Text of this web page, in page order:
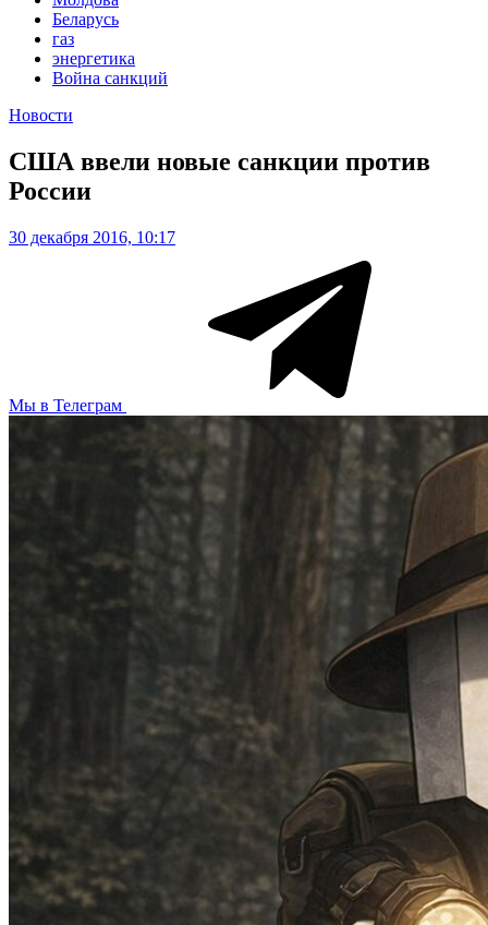
Беларусь
газ
энергетика
Война санкций
Новости
США ввели новые санкции против
России
30 декабря 2016, 10:17
Мы в Телеграм